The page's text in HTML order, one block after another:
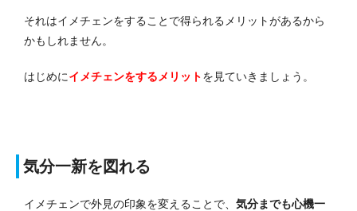
それはイメチェンをすることで得られるメリットがあるから
かもしれません。
はじめにイメチェンをするメリットを見ていきましょう。
気分一新を図れる
イメチェンで外見の印象を変えることで、 気分までも心機一